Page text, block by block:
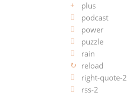
plus
podcast
power
puzzle
rain
reload
right-quote-2
rss-2